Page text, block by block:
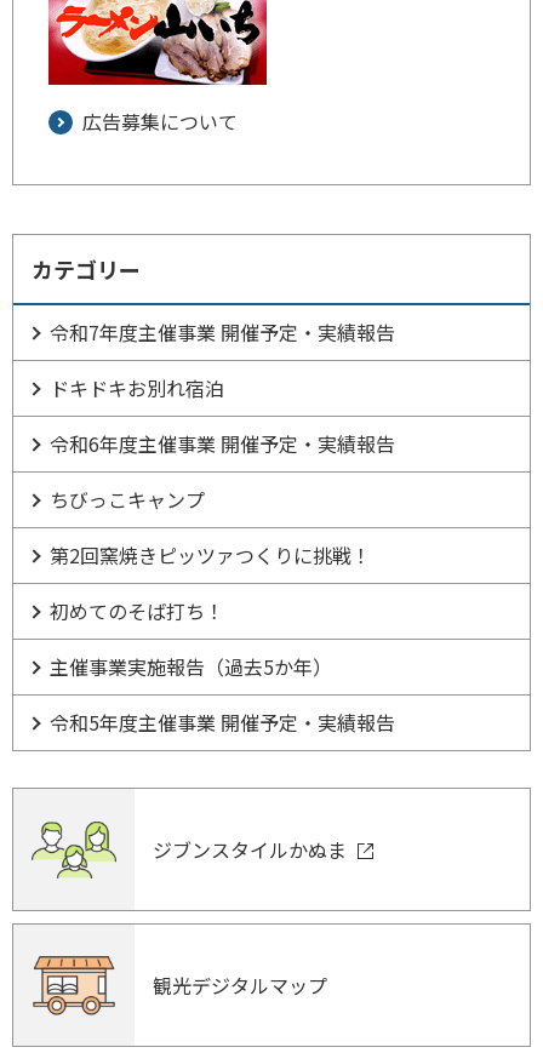
広告募集について
カテゴリー
令和7年度主催事業 開催予定・実績報告
ドキドキお別れ宿泊
令和6年度主催事業 開催予定・実績報告
ちびっこキャンプ
第2回窯焼きピッツァつくりに挑戦！
初めてのそば打ち！
主催事業実施報告（過去5か年）
令和5年度主催事業 開催予定・実績報告
ジブンスタイルかぬま
観光デジタルマップ